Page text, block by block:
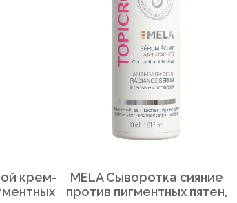
крем-
MELA Сыворотка сияние
против пигментных пятен,